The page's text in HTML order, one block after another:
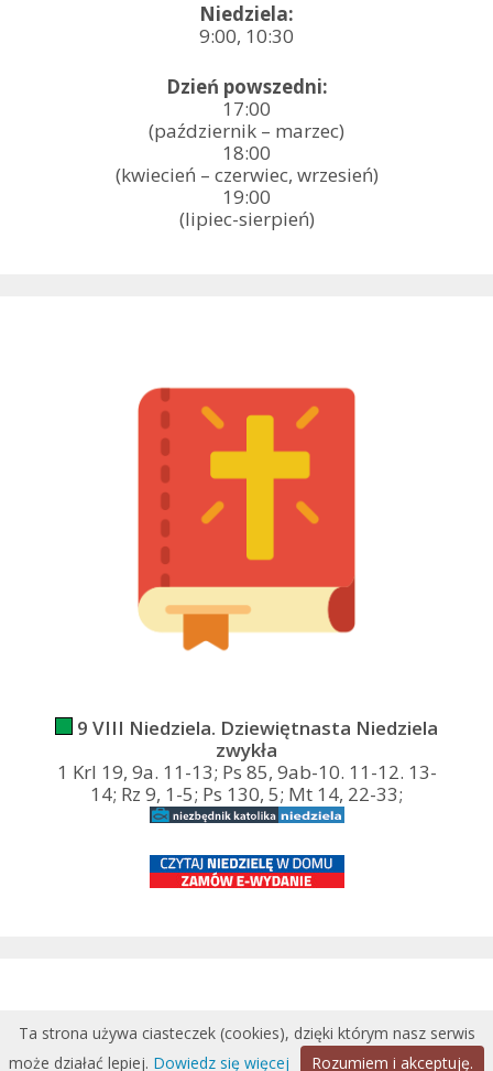
Niedziela:
9:00, 10:30
Dzień powszedni:
17:00
(październik – marzec)
18:00
(kwiecień – czerwiec, wrzesień)
19:00
(lipiec-sierpień)
9 VIII Niedziela. Dziewiętnasta Niedziela
zwykła
1 Krl 19, 9a. 11-13; Ps 85, 9ab-10. 11-12. 13-
14; Rz 9, 1-5; Ps 130, 5; Mt 14, 22-33;
Wykonanie:DobraStronaParafii.pl przemyska.pl
Ta strona używa ciasteczek (cookies), dzięki którym nasz serwis
może działać lepiej. Dowiedz się więcej Rozumiem i akceptuję.